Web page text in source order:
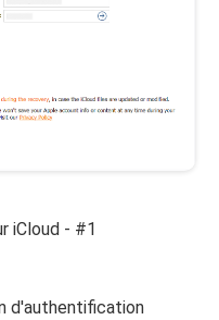
iCloud - #1
d'authentification